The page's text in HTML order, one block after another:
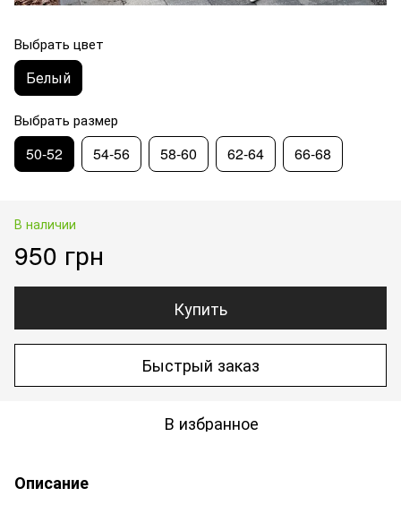
Выбрать цвет
Белый
Выбрать размер
50-52 54-56 58-60 62-64 66-68
В наличии
950 грн
Купить
Быстрый заказ
В избранное
Описание